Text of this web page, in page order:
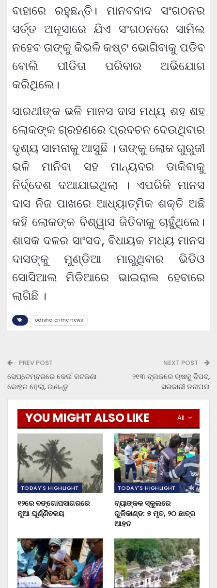
ବାହାରେ ରହୁଛନ୍ତି। ମାନବବାଦ ସଂଗଠନର
ସର୍ତ୍ତ ଅନୂସାରେ ଯିଏ ସଂଗଠନରେ ସାମିଲ
ନହେବ ତାଙ୍କୁ କିଭଳି କଷ୍ଟ ଭୋଗିବାକୁ ପଡିବ
ବୋଲି ପୀଡିତା ପରିବାର ଅଭିଯୋଗ
କରିଥିଲେ।
ସାରଥୀଙ୍କ ଭଳି ମାନସ ଦାସ ମଧ୍ୟ ଶହ ଶହ
ଲୋକଙ୍କ ଗ୍ରହଣରେ ପ୍ରବଚନ ଦେଉଥିବାର
ଦୃଶ୍ୟ ସାମନାକୁ ଆସୁଛି । ତାଙ୍କୁ ଲୋକ ଗୁରୁଜୀ
ଭଳି ମାନିବା ସହ ମାନ୍ୟବର ଡାକିବାକୁ
ନିର୍ଦ୍ଦେଶ ଦଆଯାଇଥିଲା । ଏପରିକି ମାନସ
ଦାସ ନିଜ ପାଖରେ ଆଧ୍ୟାତ୍ମିକ ଶକ୍ତି ଅଛି
କହି ଲୋକଙ୍କ ବିଶ୍ୱାସ ଜିତିବାକୁ ଚାହୁଁଥିଲେ।
ଶାସକ ଦଳର ସାଂସଦ, ବିଧାୟକ ମଧ୍ୟ ମାନସ
ଦାସଙ୍କୁ ମୁଣ୍ଡିଆ ମାରୁଥିବାର ଭିଡିଓ
ସୋସିଆଲ ମିଡିଆରେ ଭାଇରାଲ ହେବାରେ
ଲାଗିଛି ।
odisha crime news
PREV POST
ସେପ୍ଟେମ୍ବରରେ କେଉଁ କଟକଣା
କୋହଳ ହେଲା, ଜାଣନ୍ତୁ
NEXT POST
୨୧୩ ବ୍ଲକରେ ଚାଷକୁ ବିପଦ,
ସରକାରୀ ତନାଘନା
All
YOU MIGHT ALSO LIKE
TODAY'S HIGHLIGHT
୧୨ରେ ବଙ୍ଗୋପସାଗରରେ
ନୂଆ ଘୂର୍ଣ୍ଣିବଳୟ
TODAY'S HIGHLIGHT
ବ୍ୟାଙ୍କକ ସ୍କୁଲରେ
ଗୁଳିକାଣ୍ଡ: ୭ ମୃତ, ୨୦ ଛାତ୍ର
ଆହତ